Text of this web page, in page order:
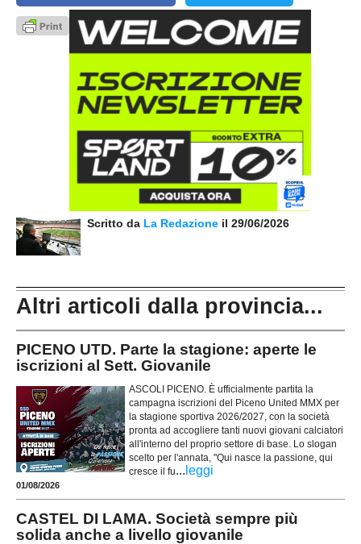
Scritto da La Redazione il 29/06/2026
Altri articoli dalla provincia...
PICENO UTD. Parte la stagione: aperte le
iscrizioni al Sett. Giovanile
ASCOLI PICENO. È ufficialmente partita la
campagna iscrizioni del Piceno United MMX per
la stagione sportiva 2026/2027, con la società
pronta ad accogliere tanti nuovi giovani calciatori
all'interno del proprio settore di base. Lo slogan
scelto per l'annata, "Qui nasce la passione, qui
cresce il fu... leggi
01/08/2026
CASTEL DI LAMA. Società sempre più
solida anche a livello giovanile